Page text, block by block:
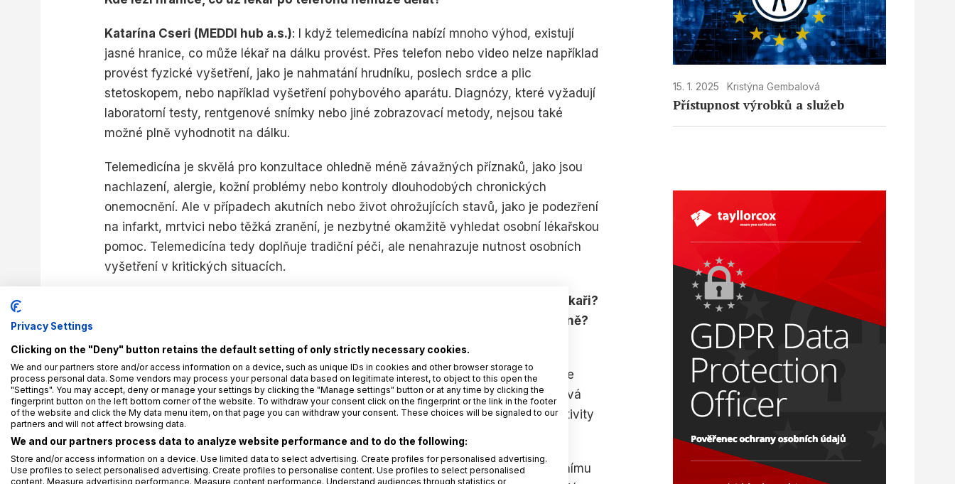
Katarína Cseri (MEDDI hub a.s.): I když telemedicína nabízí mnoho výhod, existují
jasné hranice, co může lékař na dálku provést. Přes telefon nebo video nelze například
provést fyzické vyšetření, jako je nahmatání hrudníku, poslech srdce a plic
stetoskopem, nebo například vyšetření pohybového aparátu. Diagnózy, které vyžadují
laboratorní testy, rentgenové snímky nebo jiné zobrazovací metody, nejsou také
možné plně vyhodnotit na dálku.
Telemedicína je skvělá pro konzultace ohledně méně závažných příznaků, jako jsou
nachlazení, alergie, kožní problémy nebo kontroly dlouhodobých chronických
onemocnění. Ale v případech akutních nebo život ohrožujících stavů, jako je podezření
na infarkt, mrtvici nebo těžká zranění, je nezbytné okamžitě vyhledat osobní lékařskou
pomoc. Telemedicína tedy doplňuje tradiční péči, ale nenahrazuje nutnost osobních
vyšetření v kritických situacích.
Jak velký je v České republice o telemedicínu zájem mezi pacienty a mezi lékaři?
Na trhu působíte už skoro 10 let, vidíte nějaký posun v přístupu k telemedicíně?
Katarína Cseri (MEDDI hub a.s.): Zájem o telemedicínu v České republice v
posledních letech výrazně roste, a to jak mezi pacienty, tak mezi lékaři. Když jsme
před téměř 10 lety vstupovali na trh, telemedicína byla vnímána spíše jako okrajová
novinka a mnoho lidí, včetně zdravotnických profesionálů, mělo obavy z její efektivity
a bezpečnosti.
Zlom v tomto směru představovala pandemie COVID-19. Během ní došlo k masivnímu
15. 1. 2025 Kristýna Gembalová
Přístupnost výrobků a služeb
Privacy Settings
Clicking on the "Deny" button retains the default setting of only strictly necessary cookies.
We and our partners store and/or access information on a device, such as unique IDs in cookies and other browser storage to
process personal data. Some vendors may process your personal data based on legitimate interest, to object to this open the
"Settings". You may accept, deny or manage your settings by clicking the "Manage settings" button or at any time by clicking the
fingerprint button on the left bottom corner of the website. To withdraw your consent click on the fingerprint or the link in the footer
of the website and click the My data menu item, on that page you can withdraw your consent. These choices will be signaled to our
partners and will not affect browsing data.
We and our partners process data to analyze website performance and to do the following:
Store and/or access information on a device. Use limited data to select advertising. Create profiles for personalised advertising.
Use profiles to select personalised advertising. Create profiles to personalise content. Use profiles to select personalised
content. Measure advertising performance. Measure content performance. Understand audiences through statistics or